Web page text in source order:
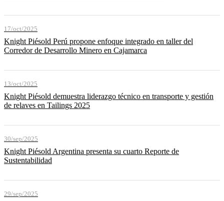
17/oct/2025
Knight Piésold Perú propone enfoque integrado en taller del
Corredor de Desarrollo Minero en Cajamarca
13/oct/2025
Knight Piésold demuestra liderazgo técnico en transporte y gestión
de relaves en Tailings 2025
30/sep/2025
Knight Piésold Argentina presenta su cuarto Reporte de
Sustentabilidad
29/sep/2025